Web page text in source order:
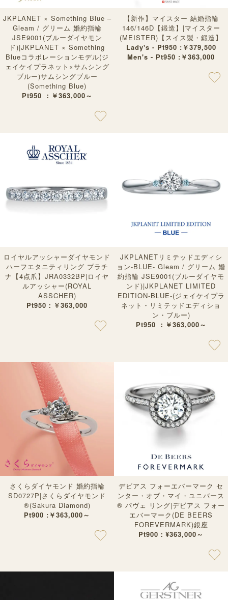
JKPLANET × Something Blue –
Gleam / グリーム 婚約指輪
JSE9001(ブルーダイヤモン
ド)|JKPLANET × Something
Blueコラボレーションモデル(ジ
ェイケイプラネット×サムシング
ブルー)サムシングブルー
(Something Blue)
Pt950 ：￥363,000～
【新作】マイスター 結婚指輪
146/146D【鍛造】|マイスター
(MEISTER)【スイス製・鍛造】
Lady's - Pt950 :￥379,500
Men's - Pt950 :￥363,000
ロイヤルアッシャーダイヤモンド
ハーフエタニティリング プラチ
ナ【4点爪】JRA0332BP|ロイヤ
ルアッシャー(ROYAL
ASSCHER)
Pt950：￥363,000
JKPLANETリミテッドエディシ
ョン-BLUE- Gleam / グリーム 婚
約指輪 JSE9001(ブルーダイヤモ
ンド)|JKPLANET LIMITED
EDITION-BLUE-(ジェイケイプラ
ネット・リミテッドエディショ
ン・ブルー)
Pt950 ：￥363,000～
さくらダイヤモンド 婚約指輪
SD0727P|さくらダイヤモンド
®︎(Sakura Diamond)
Pt900 :￥363,000～
デビアス フォーエバーマーク セ
ンター・オブ・マイ・ユニバース
® パヴェ リング|デビアス フォー
エバーマーク(DE BEERS
FOREVERMARK)銀座
Pt900：¥363,000～